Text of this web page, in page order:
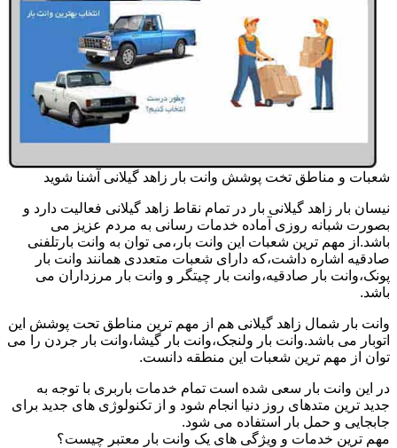
شعبات و مناطق تخت پوشش وانت بار زاهد گیلانی آشنا شوید
نیسان بار زاهد گیلانی بار در تمام نقاط زاهد گیلانی فعالیت دارد و
بصورت شبانه روزی آماده خدمات رسانی به مردم عزیز می
باشد.از مهم ترین شعبات این وانت بار،می توان به وانت بارتلفنی
صادقیه اشاره داشت،که دارای شعبات متعددی همانند وانت بار
پونک،وانت بار صادقیه،وانت بار چیتگر و وانت بار مرزداران می
باشد.
وانت بار شمال زاهد گیلانی هم از مهم ترین مناطق تحت پوشش این
اتوبار می باشد.وانت بار ولنجک،وانت بار گیشا،وانت بار جردن را می
توان از مهم ترین شعبات این منطقه دانست.
در این وانت بار سعی شده است تمام خدمات باربری با توجه به
جدید ترین متدهای روز دنیا انجام شود و از تکنولوژی های جدید برای
جابجایی و حمل بار استفاده می شود.
مهم ترین خدمات و ویژگی های یک وانت بار معتبر چیست؟